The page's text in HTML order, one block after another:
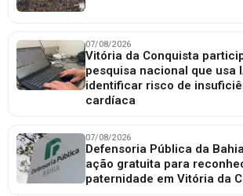
07/08/2026
Vitória da Conquista
pesquisa nacional que usa
identificar risco de
cardíaca
07/08/2026
Defensoria Pública da
ação gratuita para
paternidade em Vitória da